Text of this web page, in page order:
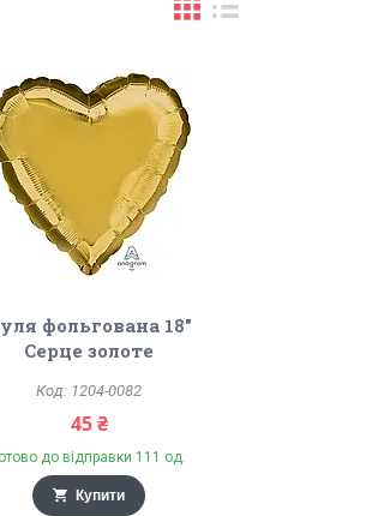
фольгована 18"
Серце золоте
1204-0082
45 ₴
до відправки 111 од.
Купити